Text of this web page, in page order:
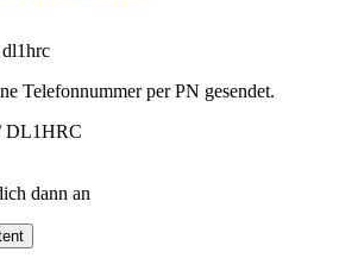
Telefonnummer per PN gesendet.
DL1HRC
dann an